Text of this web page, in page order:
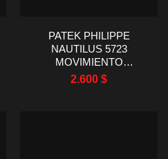
PATEK PHILIPPE
NAUTILUS 5723
MOVIMIENTO
REFINADO + ESFERA +
MOISSANITA +
2.600 $